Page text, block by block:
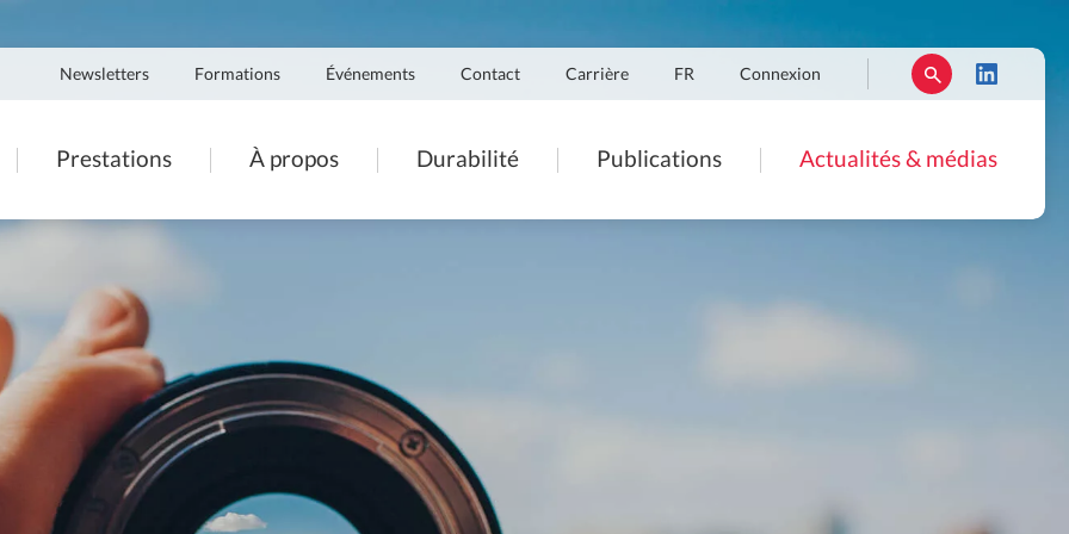
Navigation
secondaire
Newsletters Formations Événements Contact Carrière FR Connexion
Prestations À propos Durabilité Publications Actualités & médias